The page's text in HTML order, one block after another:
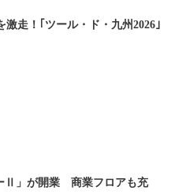
走！｢ツール・ド・九州2026｣
Ⅱ」が開業 商業フロアも充